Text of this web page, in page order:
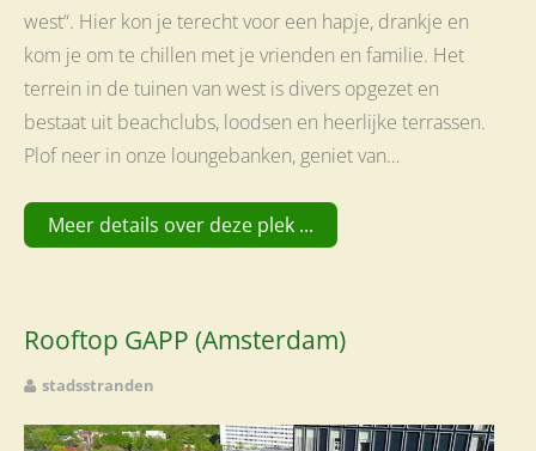
west“. Hier kon je terecht voor een hapje, drankje en
kom je om te chillen met je vrienden en familie. Het
terrein in de tuinen van west is divers opgezet en
bestaat uit beachclubs, loodsen en heerlijke terrassen.
Plof neer in onze loungebanken, geniet van…
Meer details over deze plek ...
Rooftop GAPP (Amsterdam)
stadsstranden